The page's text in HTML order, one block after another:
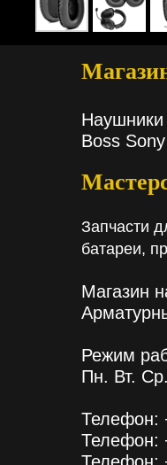
Наушники
Boss
Запчасти
батареи,
Магазин
Режим
Пн. Вт.
Телефон:
Телефон: